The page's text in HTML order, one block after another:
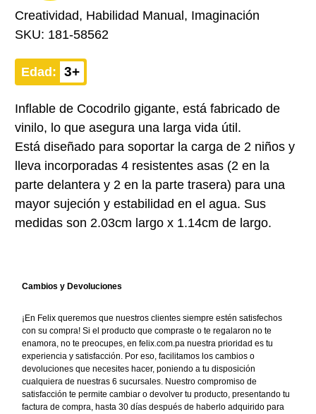
Creatividad, Habilidad Manual, Imaginación
SKU: 181-58562
Edad: 3+
Inflable de Cocodrilo gigante, está fabricado de
vinilo, lo que asegura una larga vida útil.
Está diseñado para soportar la carga de 2 niños y
lleva incorporadas 4 resistentes asas (2 en la
parte delantera y 2 en la parte trasera) para una
mayor sujeción y estabilidad en el agua. Sus
medidas son 2.03cm largo x 1.14cm de largo.
Cambios y Devoluciones
¡En Felix queremos que nuestros clientes siempre estén satisfechos
con su compra! Si el producto que compraste o te regalaron no te
enamora, no te preocupes, en felix.com.pa nuestra prioridad es tu
experiencia y satisfacción. Por eso, facilitamos los cambios o
devoluciones que necesites hacer, poniendo a tu disposición
cualquiera de nuestras 6 sucursales. Nuestro compromiso de
satisfacción te permite cambiar o devolver tu producto, presentando tu
factura de compra, hasta 30 días después de haberlo adquirido para